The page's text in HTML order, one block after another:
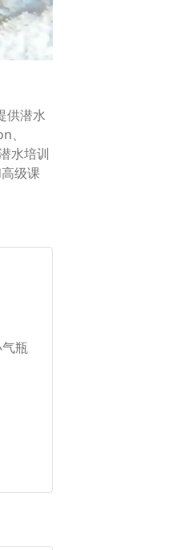
供潜水
水培训
级课
瓶